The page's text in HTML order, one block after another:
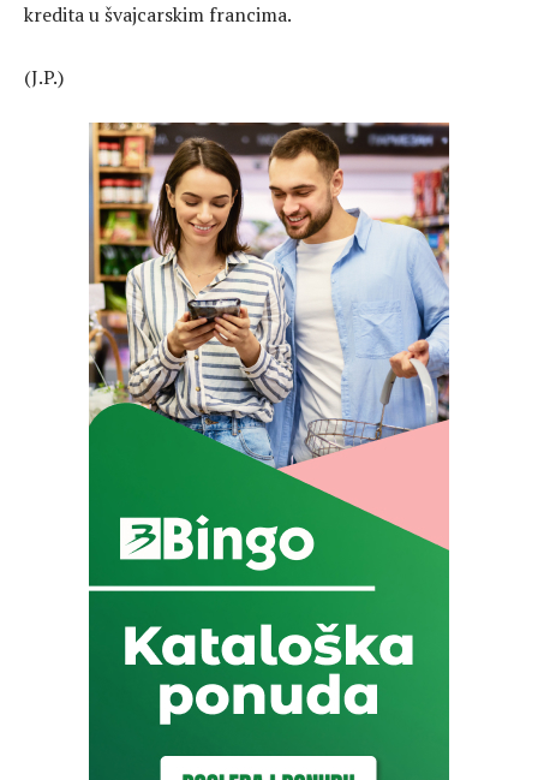
kredita u švajcarskim francima.
(J.P.)